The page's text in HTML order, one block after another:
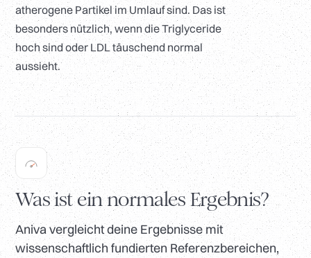
atherogene Partikel im Umlauf sind. Das ist
besonders nützlich, wenn die Triglyceride
hoch sind oder LDL täuschend normal
aussieht.
Was ist ein normales Ergebnis?
Aniva vergleicht deine Ergebnisse mit
wissenschaftlich fundierten Referenzbereichen,